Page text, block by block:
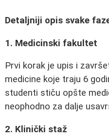
Detaljniji opis svake
1. Medicinski fakultet
Prvi korak je upis i
medicine koje traju 6
studenti stiču opšte
neophodno za dalje
2. Klinički staž